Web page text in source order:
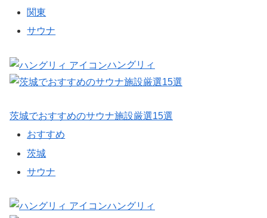
関東
サウナ
ハングリィ
茨城でおすすめのサウナ施設厳選15選
おすすめ
茨城
サウナ
ハングリィ